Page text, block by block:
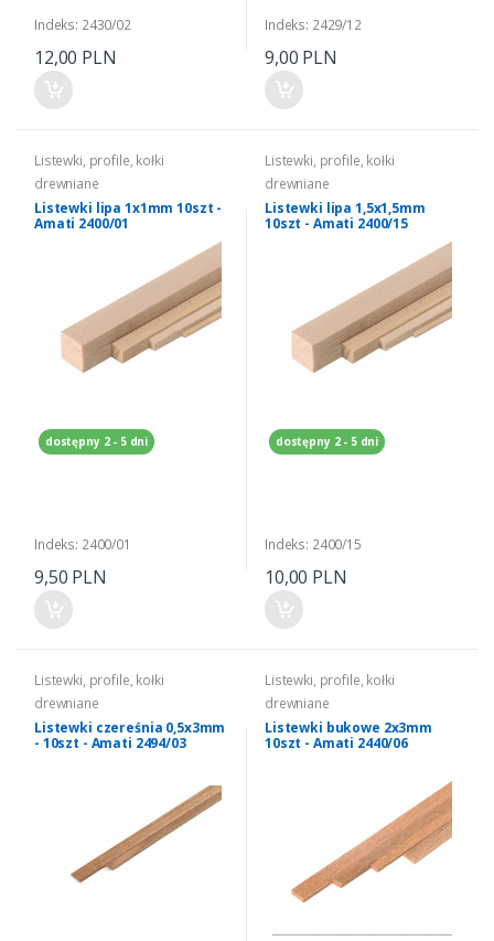
Indeks: 2430/02
12,00 PLN
Indeks: 2429/12
9,00 PLN
Listewki, profile, kołki
drewniane
Listewki lipa 1x1mm 10szt -
Amati 2400/01
dostępny 2 - 5 dni
Indeks: 2400/01
9,50 PLN
Listewki, profile, kołki
drewniane
Listewki lipa 1,5x1,5mm
10szt - Amati 2400/15
dostępny 2 - 5 dni
Indeks: 2400/15
10,00 PLN
Listewki, profile, kołki
drewniane
Listewki czereśnia 0,5x3mm
- 10szt - Amati 2494/03
Listewki, profile, kołki
drewniane
Listewki bukowe 2x3mm
10szt - Amati 2440/06